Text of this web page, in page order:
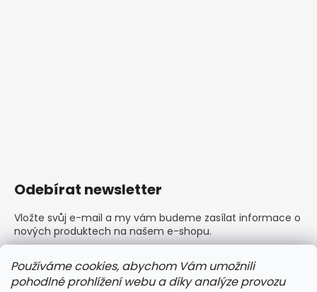
Používáme cookies, abychom Vám umožnili
pohodlné prohlížení webu a díky analýze provozu
Odebírat newsletter
Vložte svůj e-mail a my vám budeme zasílat informace o
nových produktech na našem e-shopu.
Vložením e-mailu souhlasíte spodmínkami ochrany